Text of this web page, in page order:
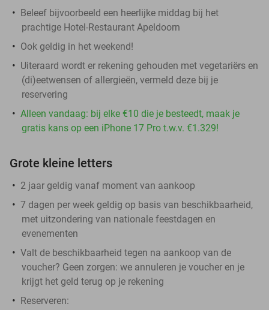
Beleef bijvoorbeeld een heerlijke middag bij het
prachtige Hotel-Restaurant Apeldoorn
Ook geldig in het weekend!
Uiteraard wordt er rekening gehouden met vegetariërs en
(di)eetwensen of allergieën, vermeld deze bij je
reservering
Alleen vandaag: bij elke €10 die je besteedt, maak je
gratis kans op een iPhone 17 Pro t.w.v. €1.329!
Grote kleine letters
2 jaar geldig vanaf moment van aankoop
7 dagen per week geldig op basis van beschikbaarheid,
met uitzondering van nationale feestdagen en
evenementen
Valt de beschikbaarheid tegen na aankoop van de
voucher? Geen zorgen: we annuleren je voucher en je
krijgt het geld terug op je rekening
Reserveren: